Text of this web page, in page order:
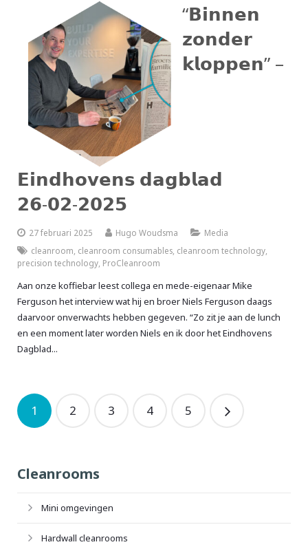
“𝗕𝗶𝗻𝗻𝗲𝗻
𝘇𝗼𝗻𝗱𝗲𝗿
𝗸𝗹𝗼𝗽𝗽𝗲𝗻” –
𝗘𝗶𝗻𝗱𝗵𝗼𝘃𝗲𝗻𝘀 𝗱𝗮𝗴𝗯𝗹𝗮𝗱
𝟮𝟲-𝟬𝟮-𝟮𝟬𝟮𝟱
27 februari 2025 Hugo Woudsma
Media
cleanroom cleanroom consumables cleanroom technology
precision technology ProCleanroom
Aan onze koffiebar leest collega en mede-eigenaar Mike
Ferguson het interview wat hij en broer Niels Ferguson daags
daarvoor onverwachts hebben gegeven. “Zo zit je aan de lunch
en een moment later worden Niels en ik door het Eindhovens
Dagblad...
1 2 3 4 5
Cleanrooms
Mini omgevingen
Hardwall cleanrooms